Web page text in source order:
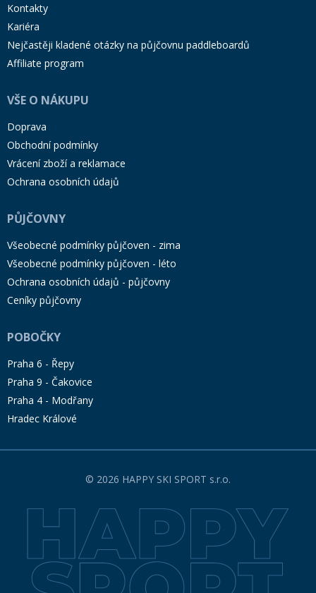
Kontakty
Kariéra
Nejčastěji kladené otázky na půjčovnu paddleboardů
Affiliate program
VŠE O NÁKUPU
Doprava
Obchodní podmínky
Vrácení zboží a reklamace
Ochrana osobních údajů
PŮJČOVNY
Všeobecné podmínky půjčoven - zima
Všeobecné podmínky půjčoven - léto
Ochrana osobních údajů - půjčovny
Ceníky půjčovny
POBOČKY
Praha 6 - Řepy
Praha 9 - Čakovice
Praha 4 - Modřany
Hradec Králové
© 2026 HAPPY SKI SPORT s.r.o.